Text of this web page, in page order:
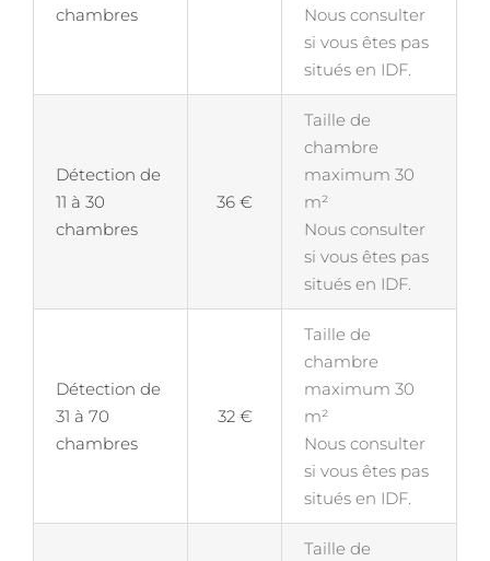
chambres
Nous consulter
si vous êtes pas
situés en IDF.
Détection de
11 à 30
chambres
36 €
Taille de
chambre
maximum 30
m²
Nous consulter
si vous êtes pas
situés en IDF.
Détection de
31 à 70
chambres
32 €
Taille de
chambre
maximum 30
m²
Nous consulter
si vous êtes pas
situés en IDF.
Taille de